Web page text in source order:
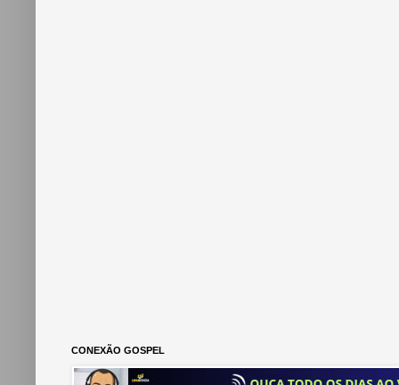
CONEXÃO GOSPEL